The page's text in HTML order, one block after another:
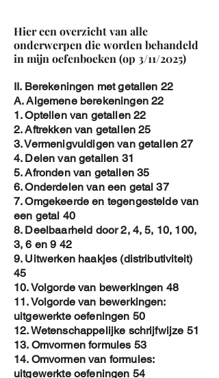
X. Beschrijvende meetkunde
XI. Goniometrie.213
XII. Analytische vlakke meetkunde.
238
XIII. Stelsels 2 onbekenden en 2
vergelijkingen.268
XIV. Logica.276
XV. Grafentheorie.282
Hier een overzicht van alle
onderwerpen die worden behandeld
in mijn oefenboeken (op 3/11/2025)
II. Berekeningen met getallen 22
A. Algemene berekeningen 22
1. Optellen van getallen 22
2. Aftrekken van getallen 25
3. Vermenigvuldigen van getallen 27
4. Delen van getallen 31
5. Afronden van getallen 35
6. Onderdelen van een getal 37
7. Omgekeerde en tegengestelde van
een getal 40
8. Deelbaarheid door 2, 4, 5, 10, 100,
3, 6 en 9 42
9. Uitwerken haakjes (distributiviteit)
45
10. Volgorde van bewerkingen 48
11. Volgorde van bewerkingen:
uitgewerkte oefeningen 50
12. Wetenschappelijke schrijfwijze 51
13. Omvormen formules 53
14. Omvormen van formules:
uitgewerkte oefeningen 54